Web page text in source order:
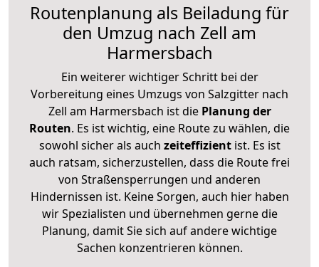
Routenplanung als Beiladung für
den Umzug nach Zell am
Harmersbach
Ein weiterer wichtiger Schritt bei der
Vorbereitung eines Umzugs von Salzgitter nach
Zell am Harmersbach ist diePlanung der
Routen. Es ist wichtig, eine Route zu wählen, die
sowohl sicher als auch zeiteffizientist. Es ist
auch ratsam, sicherzustellen, dass die Route frei
von Straßensperrungen und anderen
Hindernissen ist. Keine Sorgen, auch hier haben
wir Spezialisten und übernehmen gerne die
Planung, damit Sie sich auf andere wichtige
Sachen konzentrieren können.